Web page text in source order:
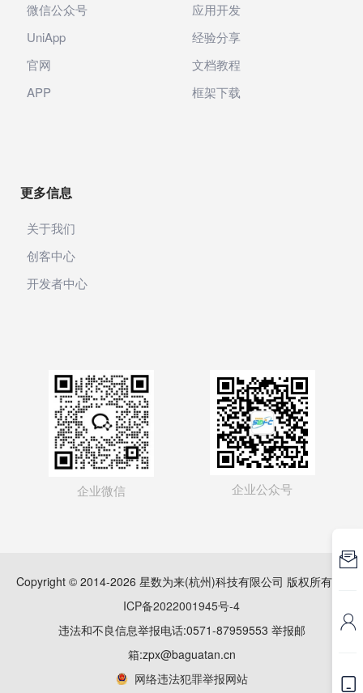
微信公众号
UniApp
官网
APP
应用开发
经验分享
文档教程
框架下载
更多信息
关于我们
创客中心
开发者中心
企业微信 企业公众号
Copyright © 2014-2026 星数为来(杭州)科技有限公司 版权所有
ICP备2022001945号-4
违法和不良信息举报电话:0571-87959553 举报邮
箱:zpx@baguatan.cn
网络违法犯罪举报网站


